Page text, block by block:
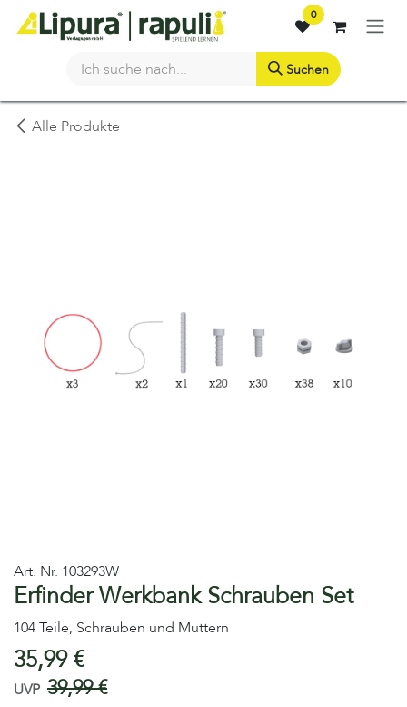
Zum Inhalt springen 0
Suchen
Alle Produkte
Art. Nr. 103293W
Erfinder Werkbank Schrauben Set
104 Teile, Schrauben und Muttern
35,99€
UVP 39,99€